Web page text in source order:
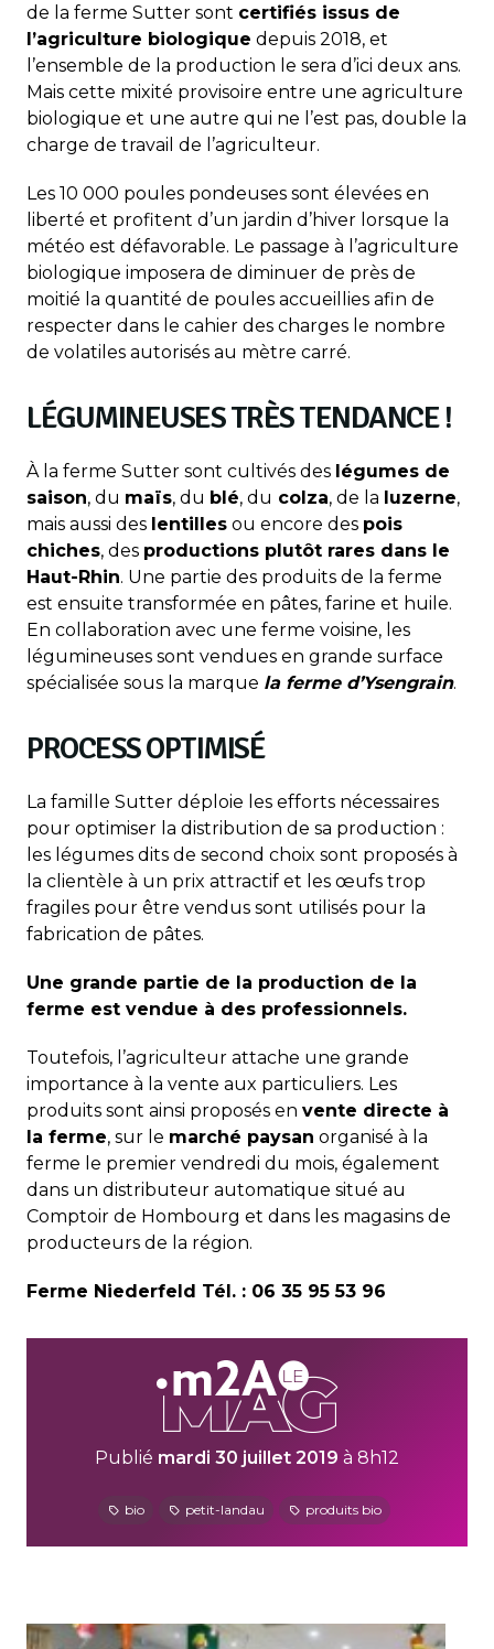
de la ferme Sutter sont certifiés issus de
l’agriculture biologique depuis 2018, et
l’ensemble de la production le sera d’ici deux ans.
Mais cette mixité provisoire entre une agriculture
biologique et une autre qui ne l’est pas, double la
charge de travail de l’agriculteur.
Les 10 000 poules pondeuses sont élevées en
liberté et profitent d’un jardin d’hiver lorsque la
météo est défavorable. Le passage à l’agriculture
biologique imposera de diminuer de près de
moitié la quantité de poules accueillies afin de
respecter dans le cahier des charges le nombre
de volatiles autorisés au mètre carré.
LÉGUMINEUSES TRÈS TENDANCE !
À la ferme Sutter sont cultivés des légumes de
saison, du maïs, du blé, du colza, de la luzerne,
mais aussi des lentilles ou encore des pois
chiches, des productions plutôt rares dans le
Haut-Rhin. Une partie des produits de la ferme
est ensuite transformée en pâtes, farine et huile.
En collaboration avec une ferme voisine, les
légumineuses sont vendues en grande surface
spécialisée sous la marque la ferme d’Ysengrain.
PROCESS OPTIMISÉ
La famille Sutter déploie les efforts nécessaires
pour optimiser la distribution de sa production :
les légumes dits de second choix sont proposés à
la clientèle à un prix attractif et les œufs trop
fragiles pour être vendus sont utilisés pour la
fabrication de pâtes.
Une grande partie de la production de la
ferme est vendue à des professionnels.
Toutefois, l’agriculteur attache une grande
importance à la vente aux particuliers. Les
produits sont ainsi proposés en vente directe à
la ferme, sur le marché paysan organisé à la
ferme le premier vendredi du mois, également
dans un distributeur automatique situé au
Comptoir de Hombourg et dans les magasins de
producteurs de la région.
Ferme Niederfeld Tél. : 06 35 95 53 96
Publié mardi 30 juillet 2019 à 8h12
bio petit-landau produits bio